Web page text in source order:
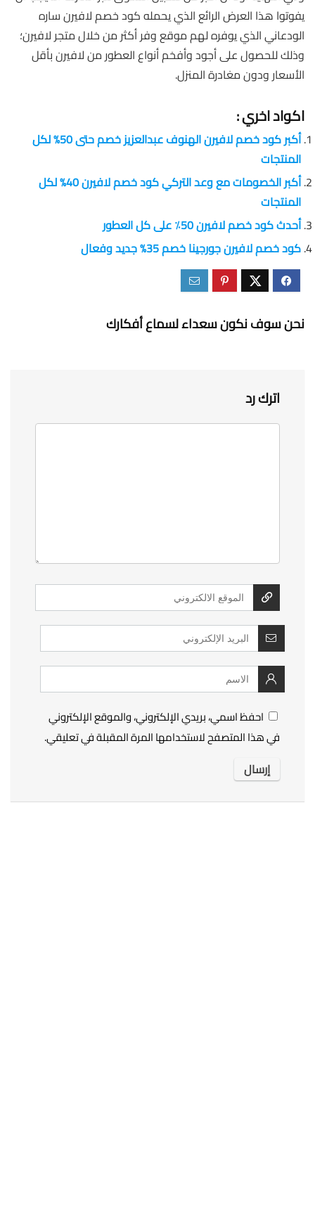
يفوتوا هذا العرض الرائع الذي يحمله كود خصم لافيرن ساره
الودعاني الذي يوفره لهم موقع وفر أكثر من خلال متجر لافيرن؛
وذلك للحصول على أجود وأفخم أنواع العطور من لافيرن بأقل
الأسعار ودون مغادرة المنزل.
اكواد اخري :
أكبر كود خصم لافيرن الهنوف عبدالعزيز خصم حتى 50% لكل
المنتجات
أكبر الخصومات مع وعد التركي كود خصم لافيرن 40% لكل
المنتجات
أحدث كود خصم لافيرن 50٪ على كل العطور
كود خصم لافيرن جورجينا خصم 35% جديد وفعال
نحن سوف نكون سعداء لسماع أفكارك
اترك رد
احفظ اسمي، بريدي الإلكتروني، والموقع الإلكتروني
في هذا المتصفح لاستخدامها المرة المقبلة في تعليقي.